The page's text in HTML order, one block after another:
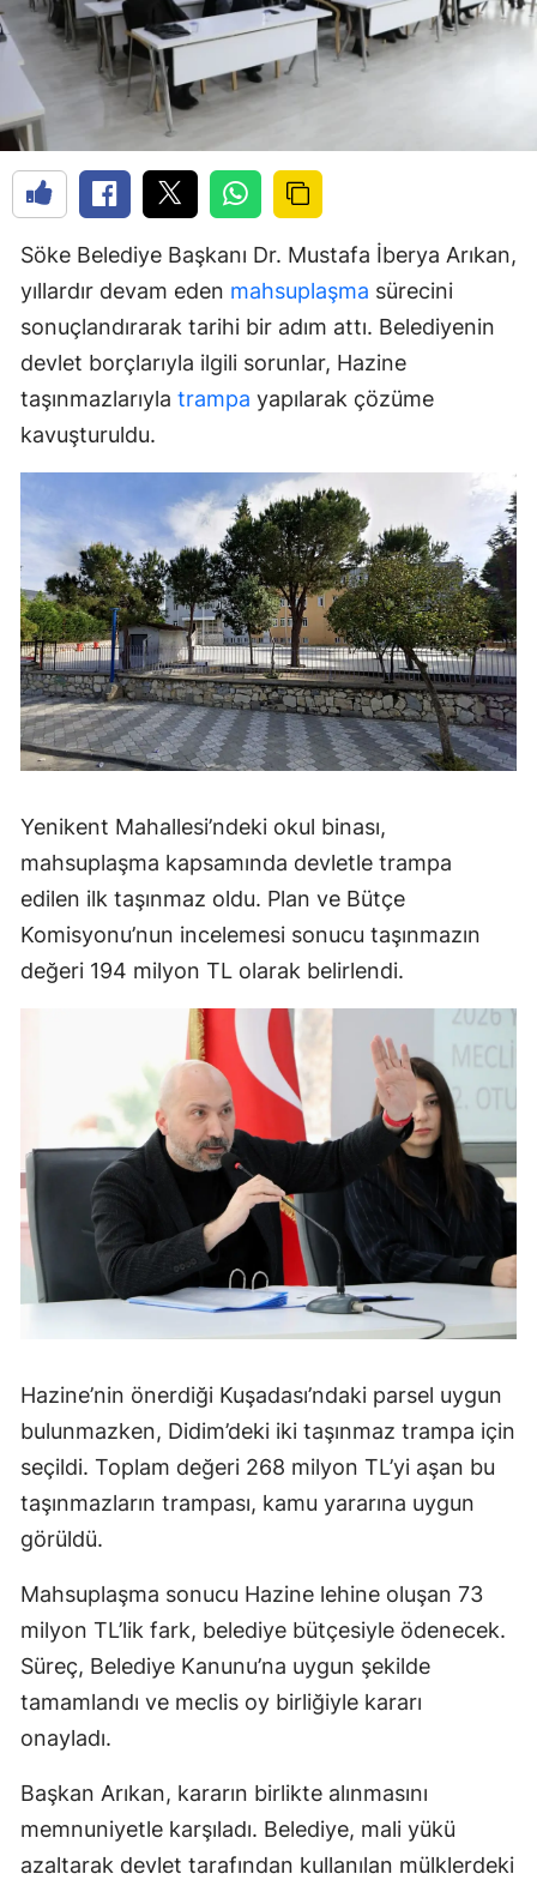
Söke Belediye Başkanı Dr. Mustafa İberya Arıkan,
yıllardır devam eden mahsuplaşma sürecini
sonuçlandırarak tarihi bir adım attı. Belediyenin
devlet borçlarıyla ilgili sorunlar, Hazine
taşınmazlarıyla trampa yapılarak çözüme
kavuşturuldu.
Yenikent Mahallesi’ndeki okul binası,
mahsuplaşma kapsamında devletle trampa
edilen ilk taşınmaz oldu. Plan ve Bütçe
Komisyonu’nun incelemesi sonucu taşınmazın
değeri 194 milyon TL olarak belirlendi.
Hazine’nin önerdiği Kuşadası’ndaki parsel uygun
bulunmazken, Didim’deki iki taşınmaz trampa için
seçildi. Toplam değeri 268 milyon TL’yi aşan bu
taşınmazların trampası, kamu yararına uygun
görüldü.
Mahsuplaşma sonucu Hazine lehine oluşan 73
milyon TL’lik fark, belediye bütçesiyle ödenecek.
Süreç, Belediye Kanunu’na uygun şekilde
tamamlandı ve meclis oy birliğiyle kararı
onayladı.
Başkan Arıkan, kararın birlikte alınmasını
memnuniyetle karşıladı. Belediye, mali yükü
azaltarak devlet tarafından kullanılan mülklerdeki